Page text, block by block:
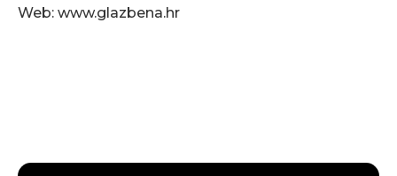
Web: www.glazbena.hr